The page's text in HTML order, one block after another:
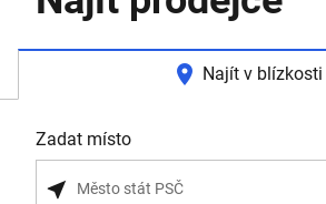
Najít v blízkosti
Zadat místo